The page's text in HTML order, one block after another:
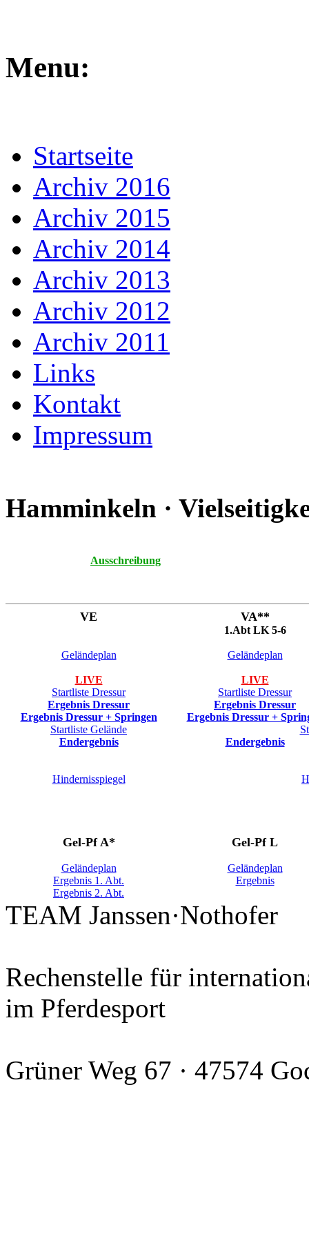
Menu:
Startseite
Archiv 2016
Archiv 2015
Archiv 2014
Archiv 2013
Archiv 2012
Archiv 2011
Links
Kontakt
Impressum
Hamminkeln ·
Ausschreibung
VE VA**
1.Abt LK 5-6
Geländeplan Geländeplan
LIVE
LIVE
Startliste Dressur
Startliste Dressur
Ergebnis Dressur
Ergebnis Dressur
Ergebnis Dressur + Springen
Ergebnis Dressur +
Startliste Gelände
Endergebnis
Endergebnis
Hindernisspiegel
Gel-Pf A* Gel-Pf L
Geländeplan
Geländeplan
Ergebnis 1. Abt.
Ergebnis 2. Abt.
Ergebnis
TEAM Janssen·Nothofer
Rechenstelle für
im Pferdesport
Grüner Weg 67 · 47574